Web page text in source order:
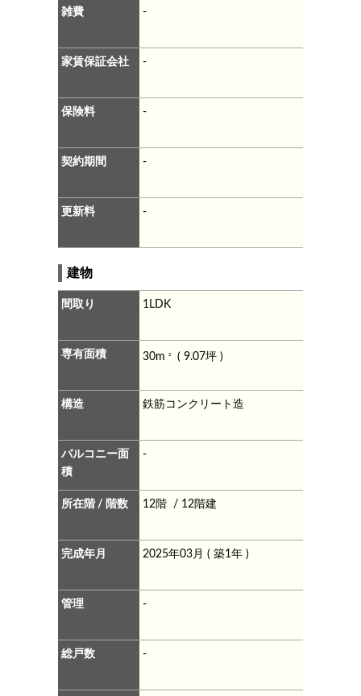
雑費 -
家賃保証会社 -
保険料 -
契約期間 -
更新料 -
建物
間取り 1LDK
専有面積 30m2 ( 9.07坪 )
構造 鉄筋コンクリート造
バルコニー面
積
-
所在階 / 階数 12階 / 12階建
完成年月 2025年03月 ( 築1年 )
管理 -
総戸数 -